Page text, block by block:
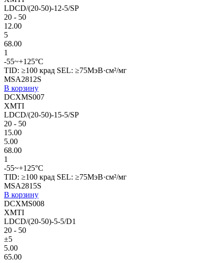
LDCD/(20-50)-12-5/SP
20 - 50
12.00
5
68.00
1
-55~+125°C
TID: ≥100 крад SEL: ≥75МэВ·см²/мг
MSA2812S
В корзину
DCXMS007
XMTI
LDCD/(20-50)-15-5/SP
20 - 50
15.00
5.00
68.00
1
-55~+125°C
TID: ≥100 крад SEL: ≥75МэВ·см²/мг
MSA2815S
В корзину
DCXMS008
XMTI
LDCD/(20-50)-5-5/D1
20 - 50
±5
5.00
65.00